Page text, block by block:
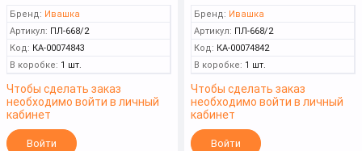
Бренд: Ивашка
Артикул: ПЛ-668/2
Код: КА-00074843
В коробке: 1 шт.
Чтобы сделать заказ
необходимо войти в личный
кабинет
Войти
Бренд: Ивашка
Артикул: ПЛ-668/2
Код: КА-00074842
В коробке: 1 шт.
Чтобы сделать заказ
необходимо войти в личный
кабинет
Войти